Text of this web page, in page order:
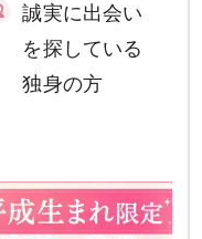
誠実に出会い
を探している
独身の方